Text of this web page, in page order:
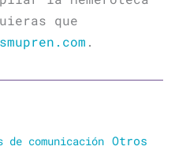
que
.
de comunicación Otros